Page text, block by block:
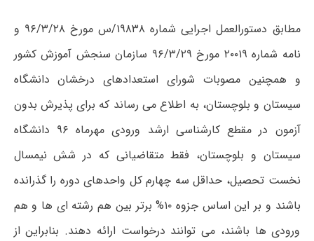
مطابق دستورالعمل اجرایی شماره ۱۹۸۳۸/س مورخ ۹۶/۳/۲۸ و
نامه شماره ۲۰۰۱۹ مورخ ۹۶/۳/۲۹ سازمان سنجش آموزش کشور
و همچنین مصوبات شورای استعدادهای درخشان دانشگاه
سیستان و بلوچستان، به اطلاع می رساند که برای پذیرش بدون
آزمون در مقطع کارشناسی ارشد ورودی مهرماه ۹۶ دانشگاه
سیستان و بلوچستان، فقط متقاضیانی که در شش نیمسال
نخست تحصیل، حداقل سه چهارم کل واحدهای دوره را گذرانده
باشند و بر این اساس جزوه ۱۰% برتر بین هم رشته ای ها و هم
ورودی ها باشند، می توانند درخواست ارائه دهند. بنابراین از